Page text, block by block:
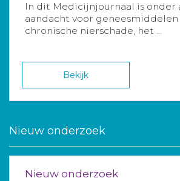
In dit Medicijnjournaal is onder
aandacht voor
chronische nierschade, het ...
Bekijk
Nieuw onderzoek
Nieuw onderzoek